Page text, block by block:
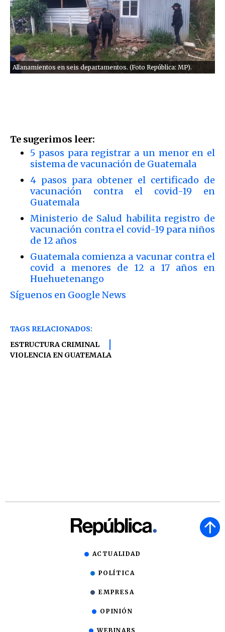
Allanamientos en seis departamentos. (Foto República: MP).
Te sugerimos leer:
5 pasos para registrar a un menor en el
sistema de vacunación de Guatemala
4 pasos para obtener el certificado de
vacunación contra el covid-19 en
Guatemala
Ministerio de Salud habilita registro de
vacunación contra el covid-19 para niños
de 12 años
Guatemala comienza a vacunar contra el
covid a menores de 12 a 17 años en
Huehuetenango
Síguenos en Google News
TAGS RELACIONADOS:
ESTRUCTURA CRIMINAL
VIOLENCIA EN GUATEMALA
ACTUALIDAD
POLÍTICA
EMPRESA
OPINIÓN
WEBINARS